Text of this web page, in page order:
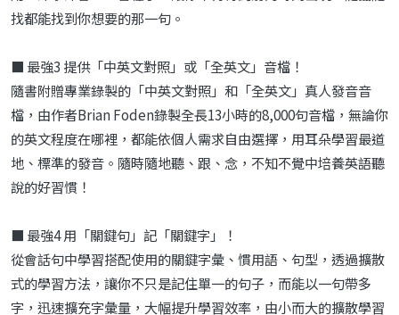
找都能找到你想要的那一句。
■ 最強3 提供「中英文對照」或「全英文」音檔！
隨書附贈專業錄製的「中英文對照」和「全英文」真人發音音
檔，由作者Brian Foden錄製全長13小時的8,000句音檔，無論你
的英文程度在哪裡，都能依個人需求自由選擇，用耳朵學習最道
地、標準的發音。隨時隨地聽、跟、念，不知不覺中培養英語聽
說的好習慣！
■ 最強4 用「關鍵句」記「關鍵字」！
從會話句中學習搭配使用的關鍵字彙、慣用語、句型，透過擴散
式的學習方法，讓你不只是記住單一的句子，而能以一句帶多
字，迅速擴充字彙量，大幅提升學習效率，由小而大的擴散學習